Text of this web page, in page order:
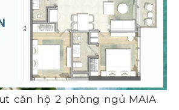
căn hộ 2 phòng ngủ MAIA